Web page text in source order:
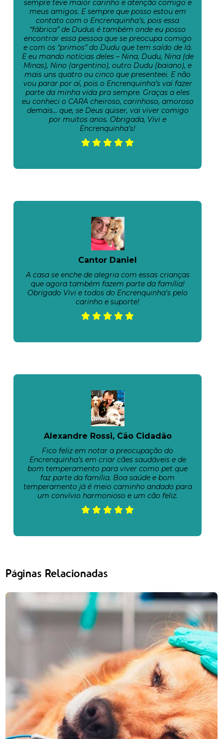
sempre teve maior carinho e atenção comigo e
meus amigos. E sempre que posso estou em
contato com o Encrenquinha’s, pois essa
“fábrica” de Dudus é também onde eu posso
encontrar essa pessoa que se preocupa comigo
e com os “primos” do Dudu que tem saído de lá.
E eu mando notícias deles – Nina, Dudu, Nina (de
Minas), Nino (argentino), outro Dudu (baiano), e
mais uns quatro ou cinco que presenteei. E não
vou parar por aí, pois o Encrenquinha’s vai fazer
parte da minha vida pra sempre. Graças a eles
eu conheci o CARA cheiroso, carinhoso, amoroso
demais… que, se Deus quiser, vai viver comigo
por muitos anos. Obrigada, Vivi e
Encrenquinha’s!
Cantor Daniel
A casa se enche de alegria com essas crianças
que agora também fazem parte da família!
Obrigado Vivi e todos do Encrenquinha's pelo
carinho e suporte!
Alexandre Rossi, Cão Cidadão
Fico feliz em notar a preocupação do
Encrenquinha’s em criar cães saudáveis e de
bom temperamento para viver como pet que
faz parte da família. Boa saúde e bom
temperamento já é meio caminho andado para
um convívio harmonioso e um cão feliz.
Páginas Relacionadas